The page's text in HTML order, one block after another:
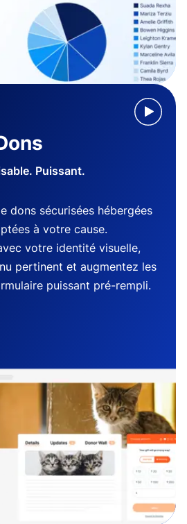
Puissant.
dons sécurisées hébergées
à votre cause.
votre identité visuelle,
pertinent et augmentez les
puissant pré-rempli.